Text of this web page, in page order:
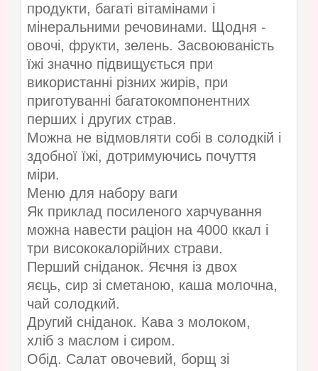
продукти, багаті вітамінами і
мінеральними речовинами. Щодня -
овочі, фрукти, зелень. Засвоюваність
їжі значно підвищується при
використанні різних жирів, при
приготуванні багатокомпонентних
перших і других страв.
Можна не відмовляти собі в солодкій і
здобної їжі, дотримуючись почуття
міри.
Меню для набору ваги
Як приклад посиленого харчування
можна навести раціон на 4000 ккал і
три висококалорійних страви.
Перший сніданок. Яєчня із двох
яєць, сир зі сметаною, каша молочна,
чай солодкий.
Другий сніданок. Кава з молоком,
хліб з маслом і сиром.
Обід. Салат овочевий, борщ зі